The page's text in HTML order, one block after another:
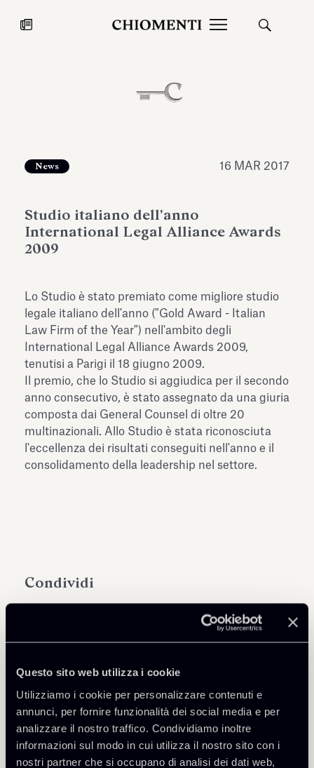
Questo sito web utilizza i cookie
Utilizziamo i cookie per personalizzare contenuti e
annunci, per fornire funzionalità dei social media e per
analizzare il nostro traffico. Condividiamo inoltre
informazioni sul modo in cui utilizza il nostro sito con i
nostri partner che si occupano di analisi dei dati web,
27 LUG 2026
mostra Marmora Romana
ampliando gli spazi espositivi
dell’Antiquarium di Villa Albani
Torlonia
Leggi tutto
EcoVadis
News 16 MAR 2017
Studio italiano dell'anno
International Legal Alliance Awards
2009
Lo Studio è stato premiato come migliore studio
legale italiano dell'anno ("Gold Award - Italian
Law Firm of the Year") nell'ambito degli
International Legal Alliance Awards 2009,
tenutisi a Parigi il 18 giugno 2009.
Il premio, che lo Studio si aggiudica per il secondo
anno consecutivo, è stato assegnato da una giuria
composta dai General Counsel di oltre 20
multinazionali. Allo Studio è stata riconosciuta
l'eccellenza dei risultati conseguiti nell'anno e il
consolidamento della leadership nel settore.
Condividi
Torna agli Insights